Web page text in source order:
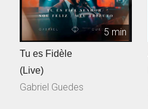
5 min
Tu es Fidèle
(Live)
Gabriel Guedes